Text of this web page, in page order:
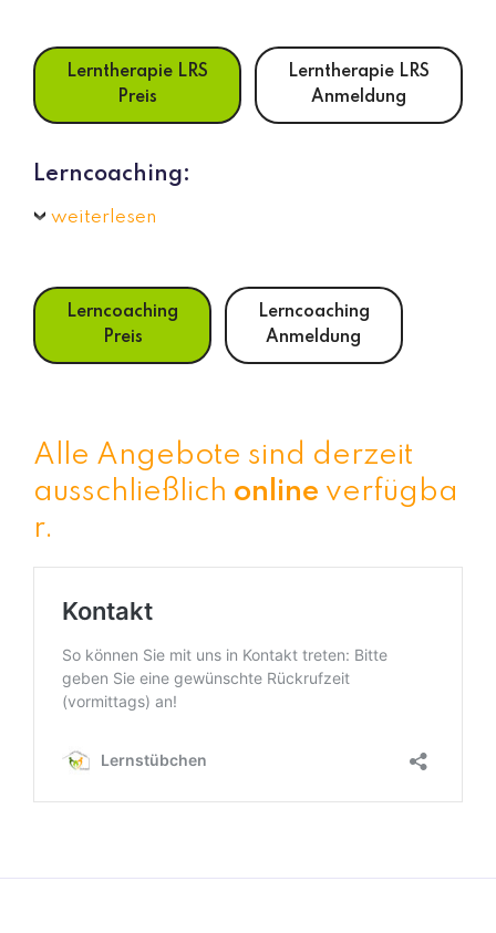
Lerntherapie LRS
Preis
Lerntherapie LRS
Anmeldung
Lerncoaching:
weiterlesen
Lerncoaching
Preis
Lerncoaching
Anmeldung
Alle Angebote sind derzeit
ausschließlich online verfügba
r.